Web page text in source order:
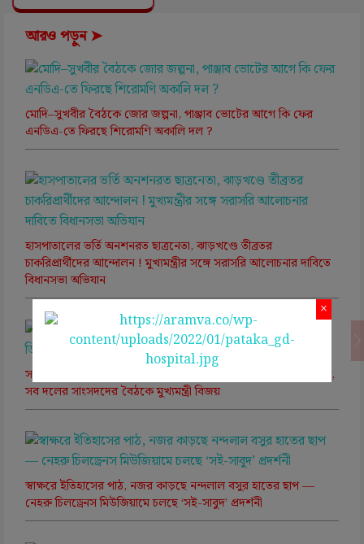
আরও পড়ুন ➤
মোদি–সুখবীর বৈঠকে জোর জল্পনা, পাঞ্জাব ভোটের আগে কি ফের
এনডিএ-তে ফিরছে শিরোমণি অকালি দল ?
হাসপাতালের ভর্তি অনশনরত ছাত্রনেতা, ঝাড়খণ্ডে তীব্রতর
চাকরিপ্রার্থীদের আন্দোলন ! মুখ্যমন্ত্রীর সঙ্গে সরাসরি আলোচনার দাবিতে
বিধানসভা অভিযান
সংখ্যার রাজনীতিতে ‘ডিলিমিটেশন’ মোড়: অবস্থান স্পষ্ট করল ডিএমকে,
সব দলের সাংসদদের বৈঠকে মুখ্যমন্ত্রী বিজয়
স্বাক্ষরে ইতিহাসের পাঠ, নজর কাড়ছে নন্দলাল বসুর হাতের ছাপ —
নেহরু চিলড্রেনস মিউজিয়ামে চলছে ‘সই-সাবুদ’ প্রদর্শনী
×